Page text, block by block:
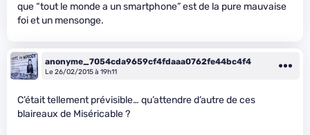
que “tout le monde a un smartphone” est de la pure mauvaise
foi et un mensonge.
anonyme_7054cda9659cf4fdaaa0762fe44bc4f4
Le 26/02/2015 à 19h11
C’était tellement prévisible… qu’attendre d’autre de ces
blaireaux de Miséricable ?